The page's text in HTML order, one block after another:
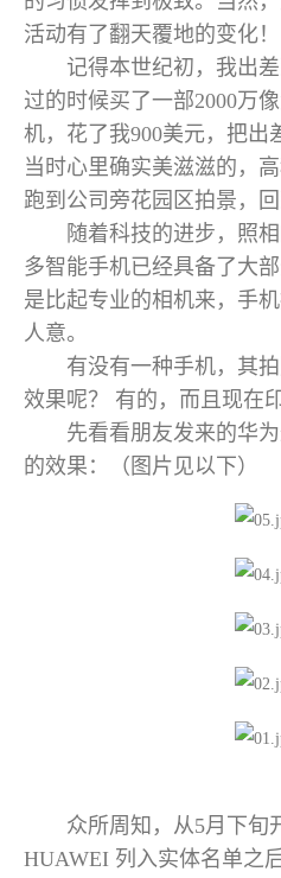
活动有了翻天覆地的变化！
记得本世纪初，我出差
过的时候买了一部2000万
机，花了我900美元，把出
当时心里确实美滋滋的，
跑到公司旁花园区拍景，回
随着科技的进步，照相
多智能手机已经具备了大
是比起专业的相机来，手
人意。
有没有一种手机，其拍
效果呢？ 有的，而且现在
先看看朋友发来的华为
的效果：（图片见以下）
众所周知，从5月下旬
HUAWEI 列入实体名单之